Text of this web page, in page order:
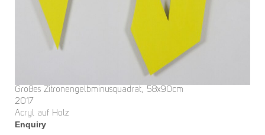
Großes Zitronengelbminusquadrat, 58x90cm
2017
Acryl auf Holz
Enquiry